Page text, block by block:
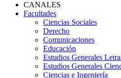
CANALES
Facultades
Ciencias Sociales
Derecho
Comunicaciones
Educación
Estudios Generales
Estudios Generales
Ciencias e Ingeniería